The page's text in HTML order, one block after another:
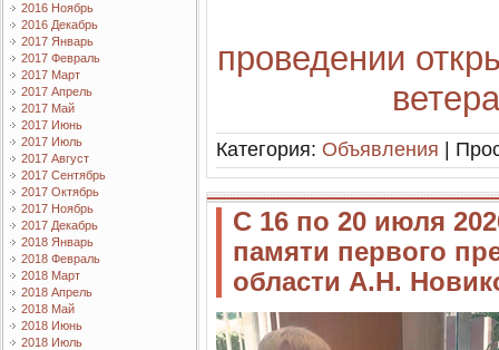
2016 Ноябрь
2016 Декабрь
2017 Январь
2017 Февраль
2017 Март
2017 Апрель
2017 Май
2017 Июнь
2017 Июль
2017 Август
2017 Сентябрь
2017 Октябрь
2017 Ноябрь
2017 Декабрь
2018 Январь
2018 Февраль
2018 Март
2018 Апрель
2018 Май
2018 Июнь
2018 Июль
проведении
Категория: Объявления |
С 16 по 20 июля
памяти первого
области А.Н.